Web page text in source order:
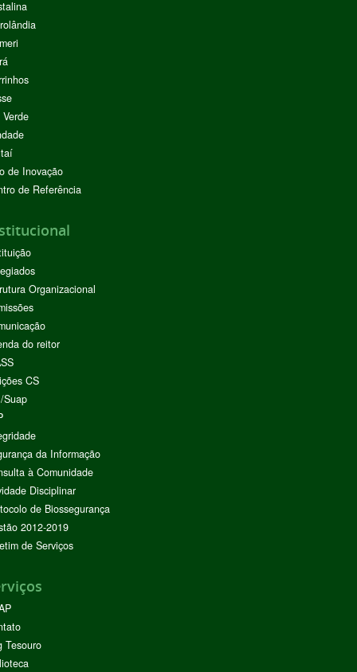
de Inovação
de Referência
Organizacional
do reitor
CS
Suap
da Informação
à Comunidade
Disciplinar
de Biossegurança
2012-2019
de Serviços
Tesouro